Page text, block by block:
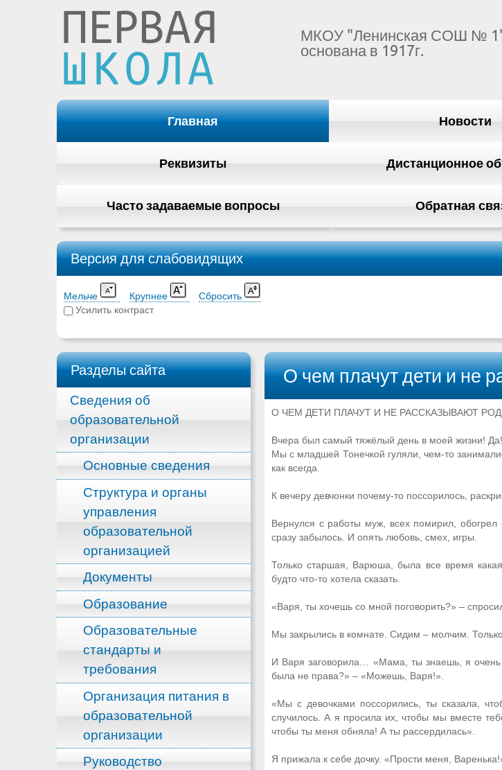
МКОУ "Ленинская СОШ №
основана в 1917г.
Главная Новости
Реквизиты Дистанционное
Часто задаваемые вопросы Обратная
Версия для слабовидящих
Мельче Крупнее
Сбросить
Усилить контраст
Разделы сайта
Сведения об
образовательной
организации
Основные сведения
Структура и органы
управления
образовательной
организацией
Документы
Образование
Образовательные
стандарты и
требования
Организация питания в
образовательной
организации
Руководство
О чем плачут дети и не
О ЧЕМ ДЕТИ ПЛАЧУТ И НЕ РАССКАЗЫВАЮТ
Вчера был самый тяжёлый день в моей жизни! Да!
Мы с младшей Тонечкой гуляли, чем-то
как всегда.
К вечеру девчонки почему-то поссорилось,
Вернулся с работы муж, всех помирил,
сразу забылось. И опять любовь, смех, игры.
Только старшая, Варюша, была все время
будто что-то хотела сказать.
«Варя, ты хочешь со мной поговорить?» –
Мы закрылись в комнате. Сидим – молчим.
И Варя заговорила… «Мама, ты знаешь, я
была не права?» – «Можешь, Варя!».
«Мы с девочками поссорились, ты сказала,
случилось. А я просила их, чтобы мы вместе
чтобы ты меня обняла! А ты рассердилась».
Я прижала к себе дочку. «Прости меня,